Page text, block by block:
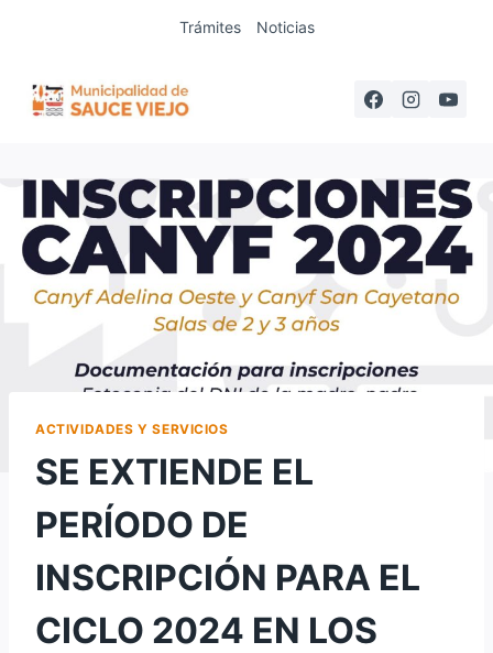
Trámites Noticias
ACTIVIDADES Y SERVICIOS
SE EXTIENDE EL
PERÍODO DE
INSCRIPCIÓN PARA EL
CICLO 2024 EN LOS